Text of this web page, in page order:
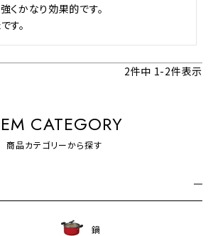
くかなり効果的です。
す。
2件中 1-2件表示
CATEGORY
商品カテゴリーから探す
鍋